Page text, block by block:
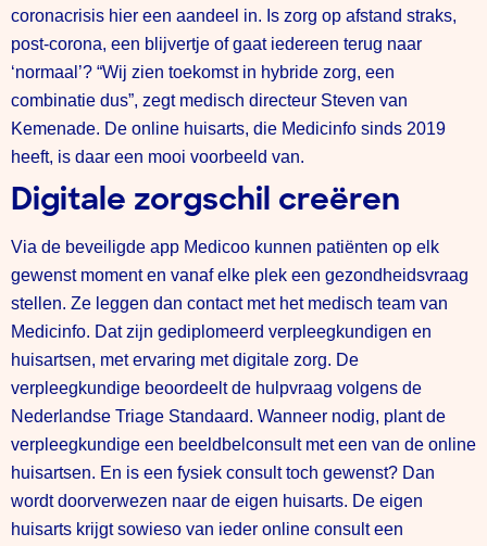
coronacrisis hier een aandeel in. Is zorg op afstand straks,
post-corona, een blijvertje of gaat iedereen terug naar
‘normaal’? “Wij zien toekomst in hybride zorg, een
combinatie dus”, zegt medisch directeur Steven van
Kemenade. De online huisarts, die Medicinfo sinds 2019
heeft, is daar een mooi voorbeeld van.
Digitale zorgschil creëren
Via de beveiligde app Medicoo kunnen patiënten op elk
gewenst moment en vanaf elke plek een gezondheidsvraag
stellen. Ze leggen dan contact met het medisch team van
Medicinfo. Dat zijn gediplomeerd verpleegkundigen en
huisartsen, met ervaring met digitale zorg. De
verpleegkundige beoordeelt de hulpvraag volgens de
Nederlandse Triage Standaard. Wanneer nodig, plant de
verpleegkundige een beeldbelconsult met een van de online
huisartsen. En is een fysiek consult toch gewenst? Dan
wordt doorverwezen naar de eigen huisarts. De eigen
huisarts krijgt sowieso van ieder online consult een